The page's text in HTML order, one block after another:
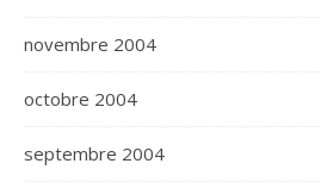
novembre 2004
octobre 2004
septembre 2004